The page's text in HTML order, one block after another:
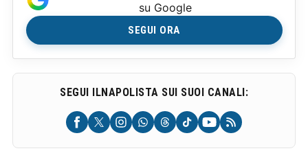
su Google
SEGUI ORA
SEGUI ILNAPOLISTA SUI SUOI CANALI: